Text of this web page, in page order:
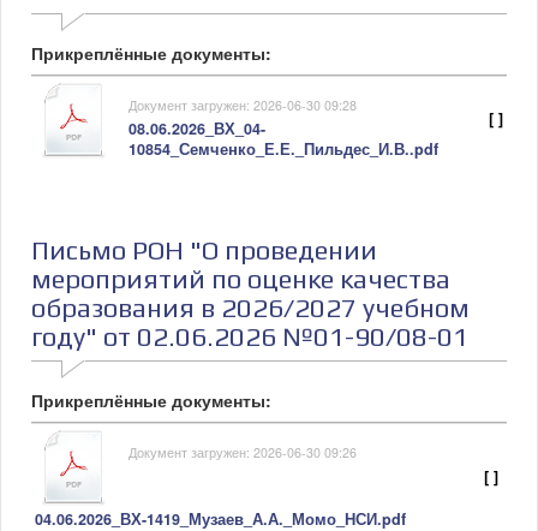
Прикреплённые документы:
Документ загружен: 2026-06-30 09:28
08.06.2026_ВХ_04-
10854_Семченко_Е.Е._Пильдес_И.В..pdf
[ ]
Письмо РОН "О проведении
мероприятий по оценке качества
образования в 2026/2027 учебном
году" от 02.06.2026 №01-90/08-01
Прикреплённые документы:
Документ загружен: 2026-06-30 09:26
04.06.2026_ВХ-1419_Музаев_А.А._Момо_НСИ.pdf
[ ]